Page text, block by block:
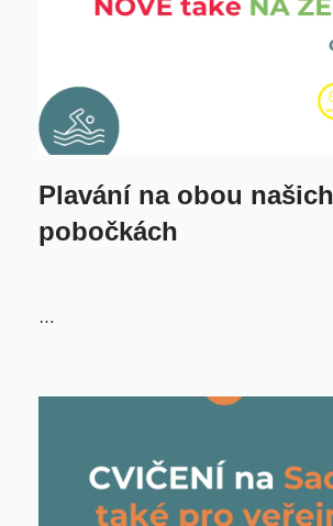
Plavání na obou našich
pobočkách
…